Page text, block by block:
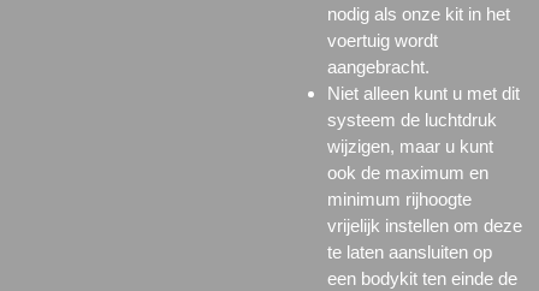
nodig als onze kit in het
voertuig wordt
aangebracht.
Niet alleen kunt u met dit
systeem de luchtdruk
wijzigen, maar u kunt
ook de maximum en
minimum rijhoogte
vrijelijk instellen om deze
te laten aansluiten op
een bodykit ten einde de